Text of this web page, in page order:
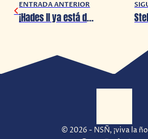
ENTRADA ANTERIOR
¡Hades II ya está disponible para PC!
© 2026 - NSÑ, ¡viva la